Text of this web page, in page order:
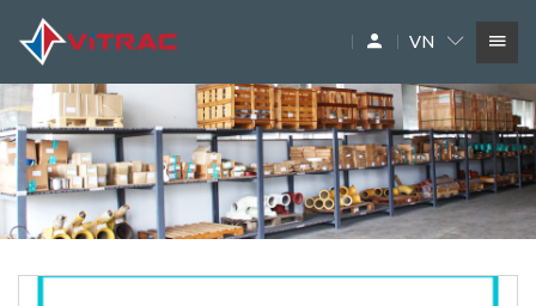
SIÊU THỊ MÁY XÂY DỰNG
THƯƠNG HIỆU
DỊCH VỤ
PHỤ TÙNG
VN